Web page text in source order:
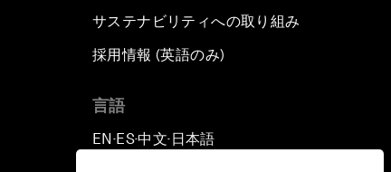
サステナビリティへの取り組み
採用情報 (英語のみ)
言語
EN ▪ ES▪中文▪ 日本語